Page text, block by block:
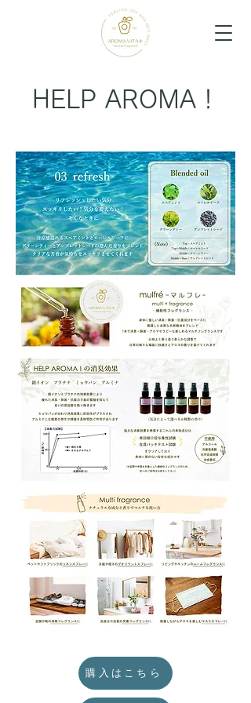
HELP AROMA！
購入はこちら